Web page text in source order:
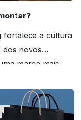
fortalece a cultura
dos novos
marca mais